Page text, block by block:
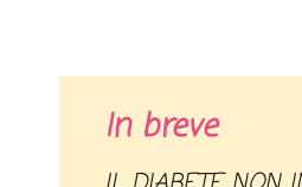
In breve